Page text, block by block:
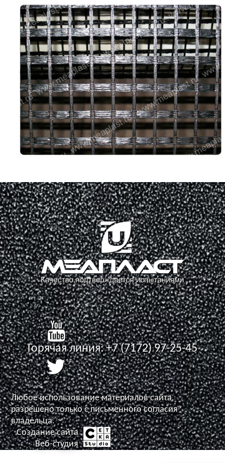
Горячая линия:+7 (7172) 97-25-45
Любое использование материалов сайта,
разрешено только с письменного согласия
владельца.
Создание сайта
Веб-студия
Задать вопрос